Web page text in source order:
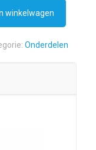
winkelwagen
Onderdelen